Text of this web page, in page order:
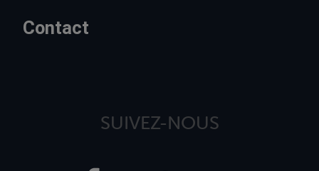
Contact
SUIVEZ-NOUS